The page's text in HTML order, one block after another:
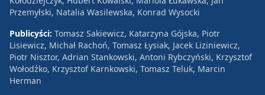
Przemyłski, Natalia Wasilewska, Konrad Wysocki
Publicyści: Tomasz Sakiewicz, Katarzyna Gójska, Piotr
Lisiewicz, Michał Rachoń, Tomasz Łysiak, Jacek Liziniewicz,
Piotr Nisztor, Adrian Stankowski, Antoni Rybczyński, Krzysztof
Wołodźko, Krzysztof Karnkowski, Tomasz Teluk, Marcin
Herman